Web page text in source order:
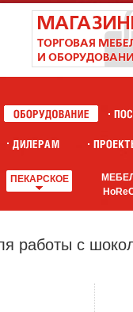
ПЕКАРСКОЕ
работы с